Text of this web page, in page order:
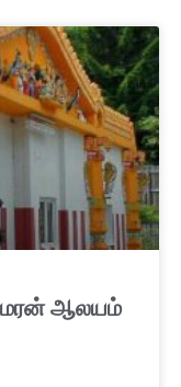
ஆலயம்